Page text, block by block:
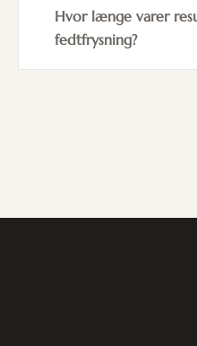
Hvor længe varer
fedtfrysning?